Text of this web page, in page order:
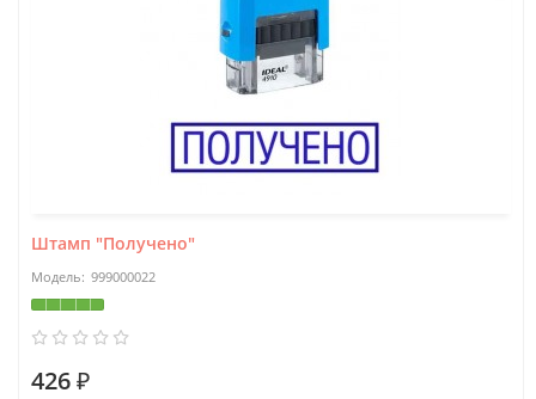
Штамп "Получено"
999000022
426 ₽